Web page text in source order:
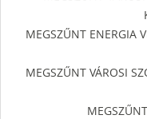
MEGSZŰNT ENERGIA
MEGSZŰNT VÁROSI